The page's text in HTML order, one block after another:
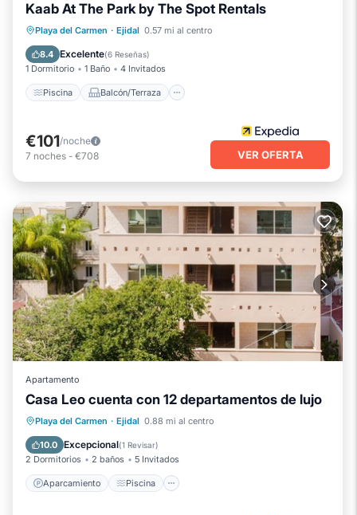
Kaab At The Park by The Spot Rentals
Playa del Carmen · Ejidal 0.57 mi al centro
8.4 Excelente(6 Reseñas)
1 Dormitorio 1 Baño 4 Invitados
Piscina Balcón/Terraza
Piscina Balcón/Terraza
Aire acondicionado
€101/noche
7 noches - €708 VER OFERTA
Apartamento
Casa Leo cuenta con 12 departamentos de lujo
Playa del Carmen · Ejidal 0.88 mi al centro
10.0 Excepcional(1 Revisar)
2 Dormitorios 2 baños 5 Invitados
Aparcamiento Piscina
Aparcamiento Piscina
Balcón/Terraza